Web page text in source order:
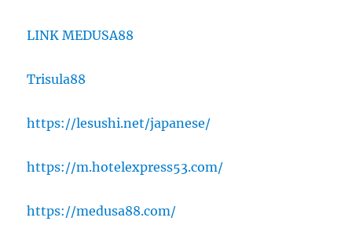
LINK MEDUSA88
Trisula88
https://lesushi.net/japanese/
https://m.hotelexpress53.com/
https://medusa88.com/